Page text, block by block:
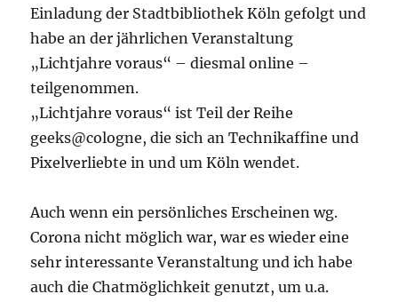
Einladung der Stadtbibliothek Köln gefolgt und
habe an der jährlichen Veranstaltung
„Lichtjahre voraus“ – diesmal online –
teilgenommen.
„Lichtjahre voraus“ ist Teil der Reihe
geeks@cologne, die sich an Technikaffine und
Pixelverliebte in und um Köln wendet.
Auch wenn ein persönliches Erscheinen wg.
Corona nicht möglich war, war es wieder eine
sehr interessante Veranstaltung und ich habe
auch die Chatmöglichkeit genutzt, um u.a.